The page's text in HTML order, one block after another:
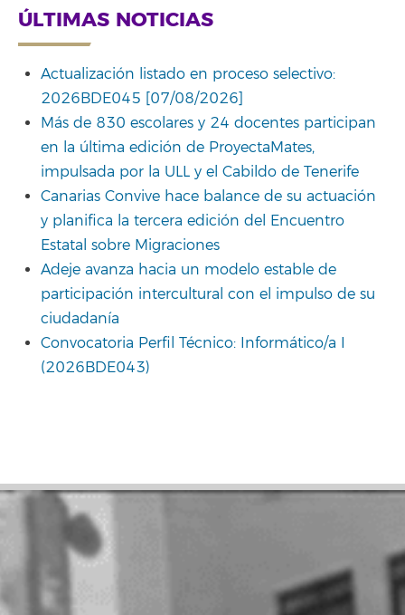
ÚLTIMAS NOTICIAS
Actualización listado en proceso selectivo:
2026BDE045 [07/08/2026]
Más de 830 escolares y 24 docentes participan
en la última edición de ProyectaMates,
impulsada por la ULL y el Cabildo de Tenerife
Canarias Convive hace balance de su actuación
y planifica la tercera edición del Encuentro
Estatal sobre Migraciones
Adeje avanza hacia un modelo estable de
participación intercultural con el impulso de su
ciudadanía
Convocatoria Perfil Técnico: Informático/a I
(2026BDE043)